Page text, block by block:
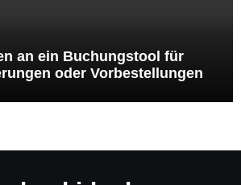
an ein Buchungstool für
oder Vor­bestellungen